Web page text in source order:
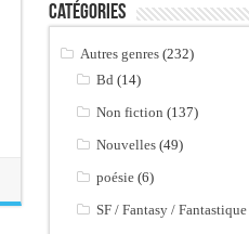
Catégories
Autres genres (232)
Bd (14)
Non fiction (137)
Nouvelles (49)
poésie (6)
SF / Fantasy / Fantastique